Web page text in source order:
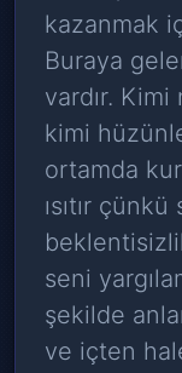
kazanmak
Buraya
vardır.
kimi
ortamda
ısıtır
seni
şekilde
ve içten